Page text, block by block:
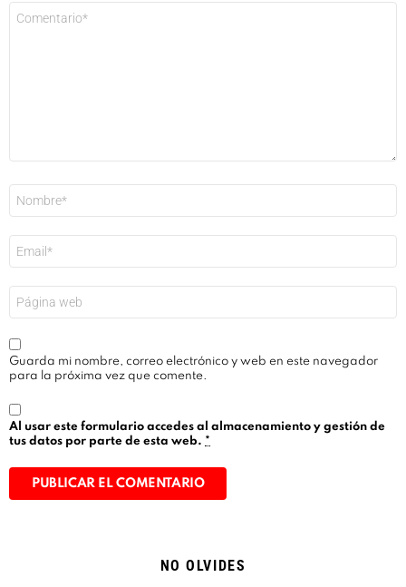
electrónico
*
Guarda mi nombre, correo electrónico y web en este navegador
para la próxima vez que comente.
Al usar este formulario accedes al almacenamiento y gestión de
tus datos por parte de esta web. *
NO OLVIDES